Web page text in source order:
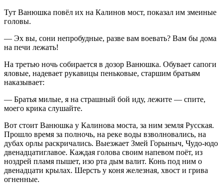
Тут Ванюшка повёл их на Калинов мост, показал им змеиные
головы.
— Эх вы, сони непробудные, разве вам воевать? Вам бы дома
на печи лежать!
На третью ночь собирается в дозор Ванюшка. Обувает сапоги
яловые, надевает рукавицы пеньковые, старшим братьям
наказывает:
— Братья милые, я на страшный бой иду, лежите — спите,
моего крика слушайте.
Вот стоит Ванюшка у Калинова моста, за ним земля Русская.
Прошло время за полночь, на реке воды взволновались, на
дубах орлы раскричались. Выезжает Змей Горыныч, Чудо-юдо
двенадцатиглавое. Каждая голова своим напевом поёт, из
ноздрей пламя пышет, изо рта дым валит. Конь под ним о
двенадцати крылах. Шерсть у коня железная, хвост и грива
огненные.